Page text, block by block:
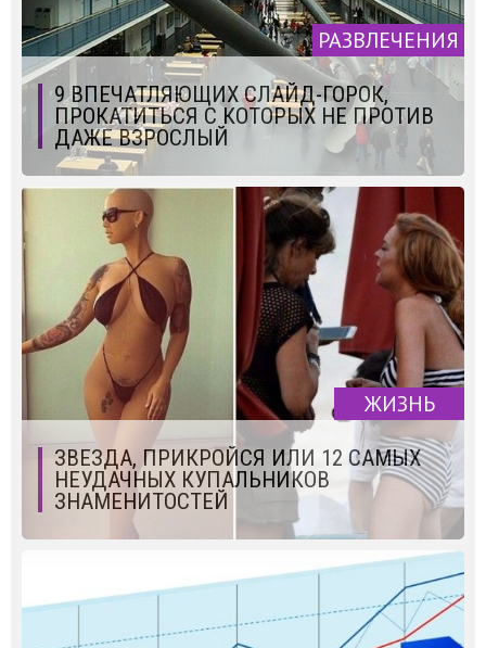
РАЗВЛЕЧЕНИЯ
9 ВПЕЧАТЛЯЮЩИХ СЛАЙД-ГОРОК,
ПРОКАТИТЬСЯ С КОТОРЫХ НЕ ПРОТИВ
ДАЖЕ ВЗРОСЛЫЙ
ЖИЗНЬ
ЗВЕЗДА, ПРИКРОЙСЯ ИЛИ 12 САМЫХ
НЕУДАЧНЫХ КУПАЛЬНИКОВ
ЗНАМЕНИТОСТЕЙ